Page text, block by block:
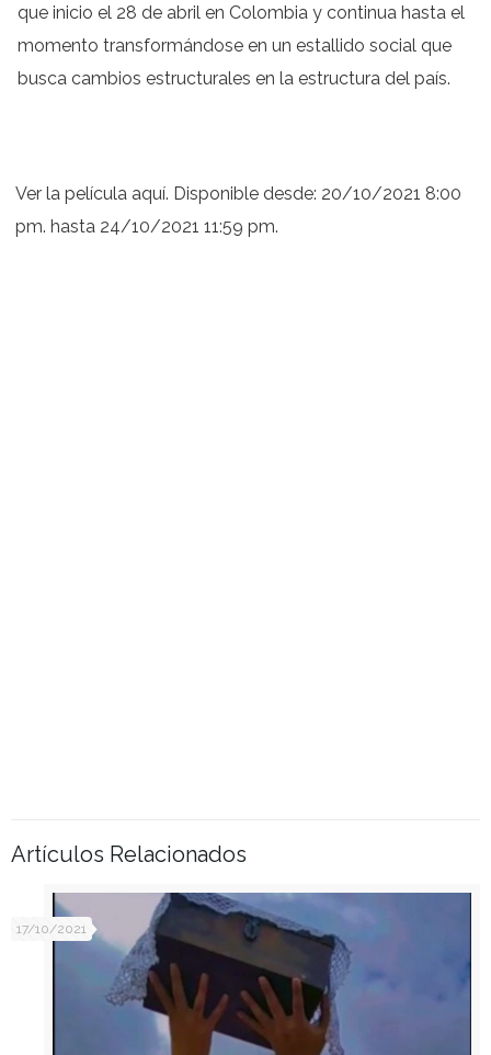
que inicio el 28 de abril en Colombia y continua hasta el
momento transformándose en un estallido social que
busca cambios estructurales en la estructura del país.
Ver la película aquí. Disponible desde: 20/10/2021 8:00
pm. hasta 24/10/2021 11:59 pm.
Artículos Relacionados
17/10/2021